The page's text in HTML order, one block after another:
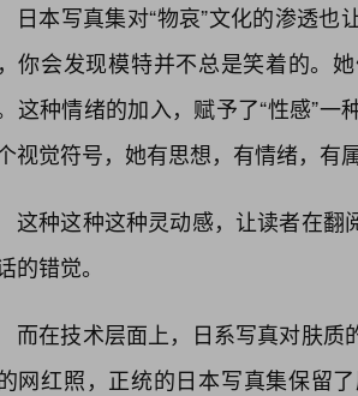
日本写真集对“物哀”文化的渗透
你会发现模特并不总是笑着的。
这种情绪的加入，赋予了“性感”
视觉符号，她有思想，有情绪，有
这种这种这种灵动感，让读者在
的错觉。
而在技术层面上，日系写真对肤
网红照，正统的日本写真集保留